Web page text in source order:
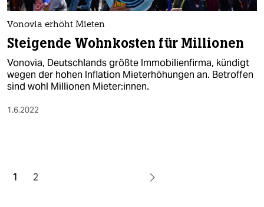
Vonovia erhöht Mieten
Steigende Wohnkosten für Millionen
Vonovia, Deutschlands größte Immobilienfirma, kündigt
wegen der hohen Inflation Mieterhöhungen an. Betroffen
sind wohl Millionen Mieter:innen.
1.6.2022
1 2